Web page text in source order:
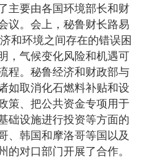
主要由各国环境部长和财
议。会上，秘鲁财长路易
和环境之间存在的错误困
，气候变化风险和机遇可
程。秘鲁经济和财政部与
如取消化石燃料补贴和设
策、把公共资金专项用于
础设施进行投资等方面的
、韩国和摩洛哥等国以及
对口部门开展了合作。